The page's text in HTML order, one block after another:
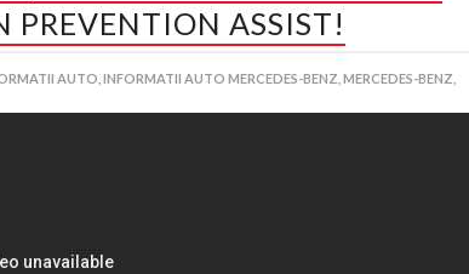
ASSIST!
AUTO, INFORMATII AUTO MERCEDES-BENZ, MERCEDES-BENZ,